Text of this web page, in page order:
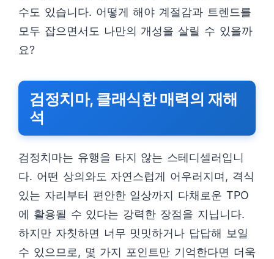
수도 있습니다. 어떻게 해야 계절감과 트렌드를
모두 잡으면서도 나만의 개성을 살릴 수 있을까
요?
검정치마, 클래식한 매력의 재해
석
검정치마는 유행을 타지 않는 스테디셀러입니
다. 어떤 상의와도 자연스럽게 어우러지며, 격식
있는 자리부터 편안한 일상까지 다채로운 TPO
에 활용될 수 있다는 강력한 장점을 지닙니다.
하지만 자칫하면 너무 밋밋하거나 답답해 보일
수 있으므로, 몇 가지 포인트만 기억한다면 더욱